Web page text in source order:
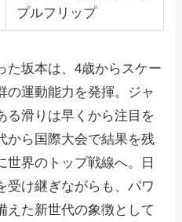
プルフリップ
た坂本は、4歳からスケー
の運動能力を発揮。ジャ
る滑りは早くから注目を
から国際大会で結果を残
世界のトップ戦線へ。日
受け継ぎながらも、パワ
えた新世代の象徴として